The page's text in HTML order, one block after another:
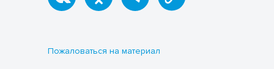
Пожаловаться на материал